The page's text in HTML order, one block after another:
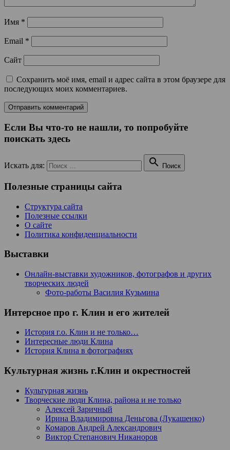
Имя *
Email *
Сайт
Сохранить моё имя, email и адрес сайта в этом браузере для
последующих моих комментариев.
Если Вы что-то не нашли, то попробуйте
поискать здесь
Искать для:  Поиск
Полезные страницы сайта
Структура сайта
Полезные ссылки
О сайте
Политика конфиденциальности
Выставки
Онлайн-выставки художников, фотографов и других
творческих людей
Фото-работы Василия Кузьмина
Интерсное про г. Клин и его жителей
История г.о. Клин и не только…
Интересные люди Клина
История Клина в фотографиях
Культурная жизнь г.Клин и окрестностей
Культурная жизнь
Творческие люди Клина, района и не только
Алексей Заричный
Ирина Владимировна Деньгова (Лукашенко)
Комаров Андрей Александрович
Виктор Степанович Никаноров